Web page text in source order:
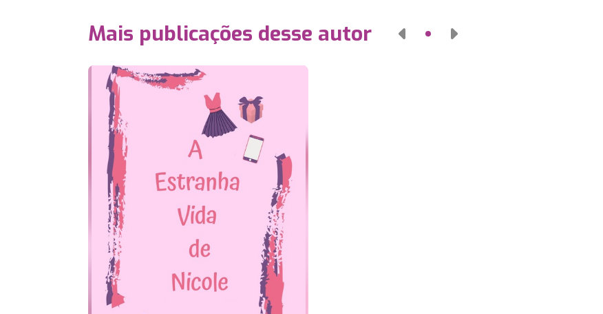
Mais publicações desse autor